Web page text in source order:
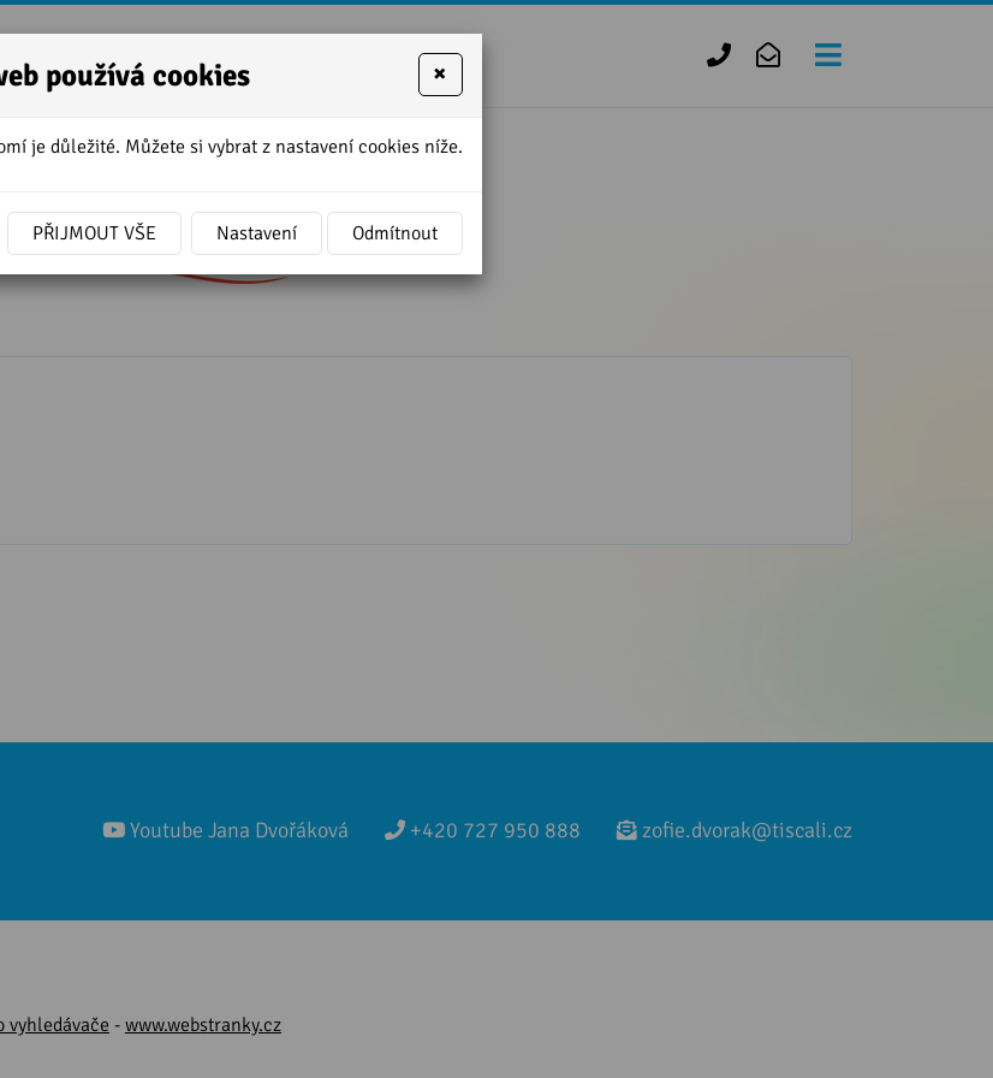
727
Přepis lekce 19
Youtube Jana Dvořáková +420 727 950 888 zofie.dvorak@tiscali.cz
vyhledávače - www.webstranky.cz
používá cookies ×
je důležité. Můžete si vybrat z nastavení cookies níže.
PŘIJMOUT VŠE Nastavení Odmítnout